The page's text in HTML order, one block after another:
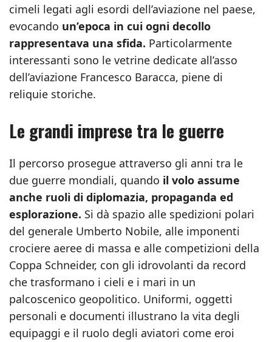
cimeli legati agli esordi dell’aviazione nel paese,
evocando un’epoca in cui ogni decollo
rappresentava una sfida. Particolarmente
interessanti sono le vetrine dedicate all’asso
dell’aviazione Francesco Baracca, piene di
reliquie storiche.
Le grandi imprese tra le guerre
Il percorso prosegue attraverso gli anni tra le
due guerre mondiali, quando il volo assume
anche ruoli di diplomazia, propaganda ed
esplorazione. Si dà spazio alle spedizioni polari
del generale Umberto Nobile, alle imponenti
crociere aeree di massa e alle competizioni della
Coppa Schneider, con gli idrovolanti da record
che trasformano i cieli e i mari in un
palcoscenico geopolitico. Uniformi, oggetti
personali e documenti illustrano la vita degli
equipaggi e il ruolo degli aviatori come eroi